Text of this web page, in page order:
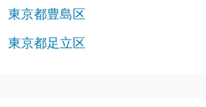
東京都豊島区
東京都足立区